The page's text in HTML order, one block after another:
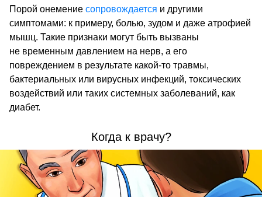
Порой онемение сопровождается и другими
симптомами: к примеру, болью, зудом и даже атрофией
мышц. Такие признаки могут быть вызваны
не временным давлением на нерв, а его
повреждением в результате какой-то травмы,
бактериальных или вирусных инфекций, токсических
воздействий или таких системных заболеваний, как
диабет.
Когда к врачу?